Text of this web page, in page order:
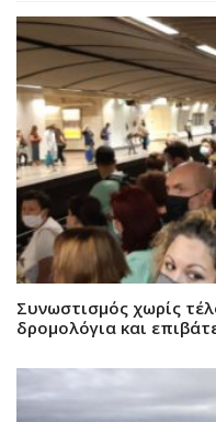
Συνωστισμός χωρίς
δρομολόγια και